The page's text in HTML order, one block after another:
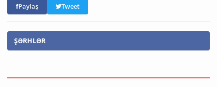
Paylaş Tweet
ŞƏRHLƏR